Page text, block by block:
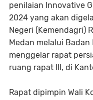
penilaian Innovative
2024 yang akan
Negeri (Kemendagri)
Medan melalui Badan
menggelar rapat
ruang rapat III, di
Rapat dipimpin Wali